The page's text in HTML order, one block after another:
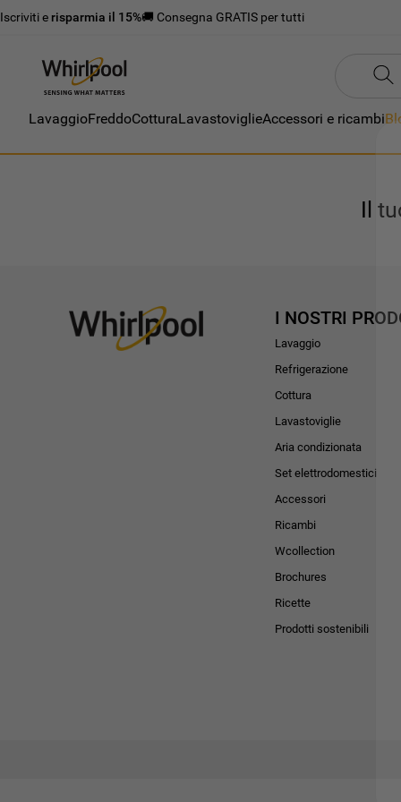
Iscriviti e risparmia il 15%🚚 Consegna GRATIS per tutti
LavaggioFreddoCotturaLavastoviglieAccessori e ricambi
Il
I NOSTRI
Lavaggio
Refrigerazione
Cottura
Lavastoviglie
Aria condizionata
Set elettrodomestici
Accessori
Ricambi
Wcollection
Brochures
Ricette
Prodotti sostenibili